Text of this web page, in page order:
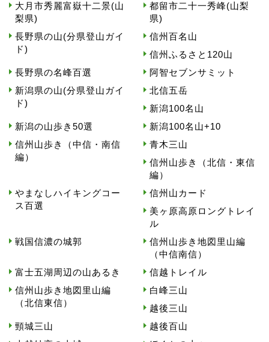
大月市秀麗富嶽十二景(山
梨県)
都留市二十一秀峰(山梨
県)
長野県の山(分県登山ガイ
ド)
信州百名山
信州ふるさと120山
長野県の名峰百選
阿智セブンサミット
新潟県の山(分県登山ガイ
ド)
北信五岳
新潟100名山
新潟の山歩き50選
新潟100名山+10
信州山歩き（中信・南信
編）
青木三山
信州山歩き（北信・東信
編）
やまなしハイキングコー
ス百選
信州山カード
美ヶ原高原ロングトレイ
ル
戦国信濃の城郭
信州山歩き地図里山編
（中信南信）
富士五湖周辺の山あるき
信越トレイル
信州山歩き地図里山編
（北信東信）
白峰三山
越後三山
頸城三山
越後百山